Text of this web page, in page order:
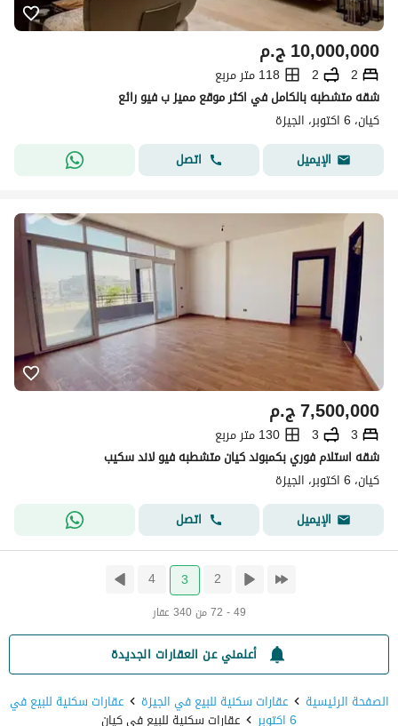
ج.م10,000,000
2
2
118 متر مربع
شقه متشطبه بالكامل في اكثر موقع مميز ب فيو رائع
كيان، 6 اكتوبر، الجيزة
الإيميل
اتصل
ج.م7,500,000
3
3
130 متر مربع
شقه استلام فوري بكمبوند كيان متشطبه فيو لاند سكيب
كيان، 6 اكتوبر، الجيزة
الإيميل
اتصل
2
3
4
49 - 72 من 340 عقار
أعلمني عن العقارات الجديدة
الصفحة الرئيسية
عقارات سكنية للبيع في الجيزة عقارات سكنية للبيع في
6 اكتوبر عقارات سكنية للبيع في كيان